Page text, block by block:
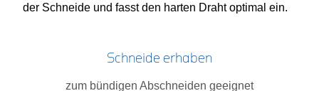
der Schneide und fasst den harten Draht optimal ein.
Schneide erhaben
zum bündigen Abschneiden geeignet